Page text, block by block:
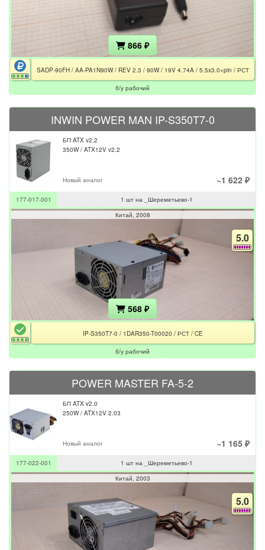
866 ₽
SADP-90FH / AA-PA1N90W / REV 2.3 / 90W / 19V 4.74A / 5.5x3.0+pin / РСТ
б/у рабочий
INWIN POWER MAN IP-S350T7-0
БП ATX v2.2
350W / ATX12V v2.2
Новый аналог ~1 622 ₽
177-017-001
1 шт на _Шереметьево-1
Китай 2008
5.0
568 ₽
IP-S350T7-0 / 1DAR350-T00020 / РСТ / CE
б/у рабочий
POWER MASTER FA-5-2
БП ATX v2.0
250W / ATX12V 2.03
Новый аналог ~1 165 ₽
177-022-001
1 шт на _Шереметьево-1
Китай 2003
5.0